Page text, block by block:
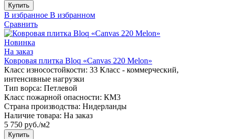
Купить
В избранное В избранном
Сравнить
Новинка
На заказ
Ковровая плитка Bloq «Canvas 220 Melon»
Класс износостойкости: 33 Класс - коммерческий,
интенсивные нагрузки
Тип ворса: Петлевой
Класс пожарной опасности: КМ3
Страна производства: Нидерланды
Наличие товара: На заказ
5 750 руб./м2
Купить